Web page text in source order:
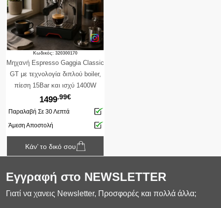
Κωδικός: 320300170
Μηχανή Espresso Gaggia Classic
GT με τεχνολογία διπλού boiler,
πίεση 15Bar και ισχύ 1400W
1499.99€
Παραλαβή Σε 30 Λεπτά
Άμεση Αποστολή
Κάν’ το δικό σου
Εγγραφή στο NEWSLETTER
Γιατί να χανεις Newsletter, Προσφορές και πολλά άλλα;